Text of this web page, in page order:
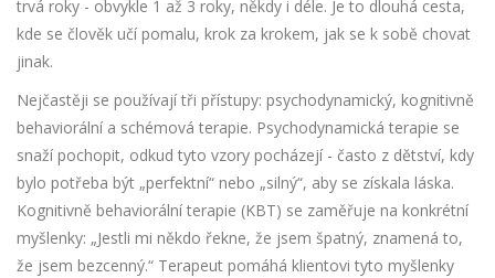
trvá roky - obvykle 1 až 3 roky, někdy i déle. Je to dlouhá cesta,
kde se člověk učí pomalu, krok za krokem, jak se k sobě chovat
jinak.
Nejčastěji se používají tři přístupy: psychodynamický, kognitivně
behaviorální a schémová terapie. Psychodynamická terapie se
snaží pochopit, odkud tyto vzory pocházejí - často z dětství, kdy
bylo potřeba být „perfektní“ nebo „silný“, aby se získala láska.
Kognitivně behaviorální terapie (KBT) se zaměřuje na konkrétní
myšlenky: „Jestli mi někdo řekne, že jsem špatný, znamená to,
že jsem bezcenný.“ Terapeut pomáhá klientovi tyto myšlenky